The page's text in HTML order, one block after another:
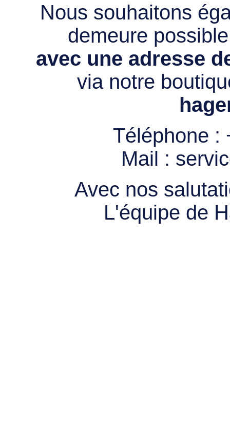
Nous souhaitons
demeure
avec une adresse
via notre
Téléphone :
Mail :
Avec nos
L'équipe de